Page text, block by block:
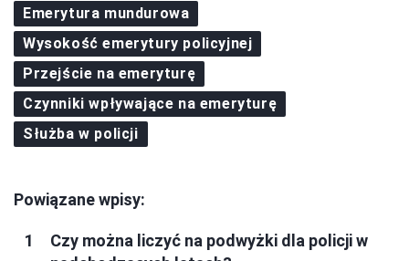
Emerytura mundurowa
Wysokość emerytury policyjnej
Przejście na emeryturę
Czynniki wpływające na emeryturę
Służba w policji
Powiązane wpisy:
Czy można liczyć na podwyżki dla policji w